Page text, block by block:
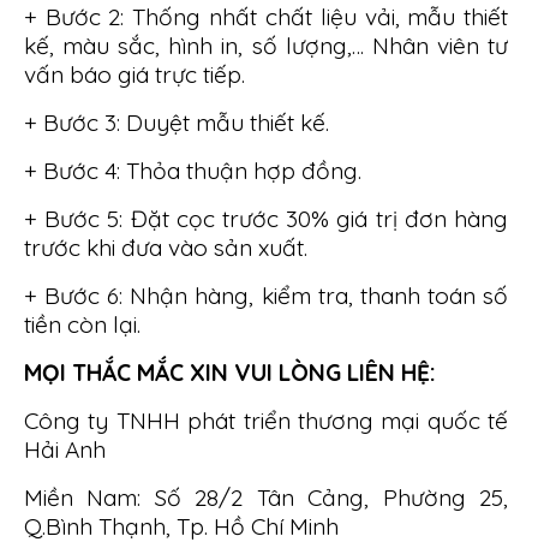
+ Bước 2: Thống nhất chất liệu vải, mẫu thiết
kế, màu sắc, hình in, số lượng,… Nhân viên tư
vấn báo giá trực tiếp.
+ Bước 3: Duyệt mẫu thiết kế.
+ Bước 4: Thỏa thuận hợp đồng.
+ Bước 5: Đặt cọc trước 30% giá trị đơn hàng
trước khi đưa vào sản xuất.
+ Bước 6: Nhận hàng, kiểm tra, thanh toán số
tiền còn lại.
MỌI THẮC MẮC XIN VUI LÒNG LIÊN HỆ:
Công ty TNHH phát triển thương mại quốc tế
Hải Anh
Miền Nam: Số 28/2 Tân Cảng, Phường 25,
Q.Bình Thạnh, Tp. Hồ Chí Minh